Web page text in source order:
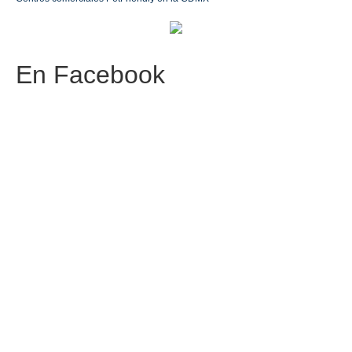
En Facebook